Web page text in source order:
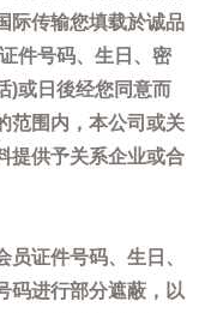
际传输您填载於诚品
件号码、生日、密
)或日後经您同意而
范围内，本公司或关
提供予关系企业或合
证件号码、生日、
码进行部分遮蔽，以